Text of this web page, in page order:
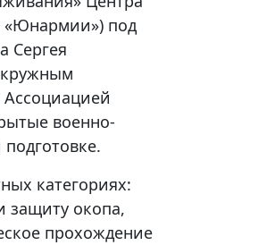
«Юнармии») под
Сергея
военно-
категориях:
защиту окопа,
прохождение